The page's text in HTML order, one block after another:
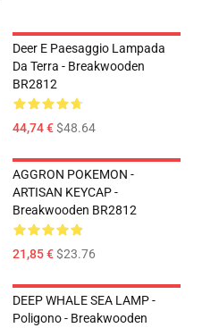
Deer E Paesaggio Lampada
Da Terra - Breakwooden
BR2812
44,74 €$48.64
AGGRON POKEMON -
ARTISAN KEYCAP -
Breakwooden BR2812
21,85 €$23.76
DEEP WHALE SEA LAMP -
Poligono - Breakwooden